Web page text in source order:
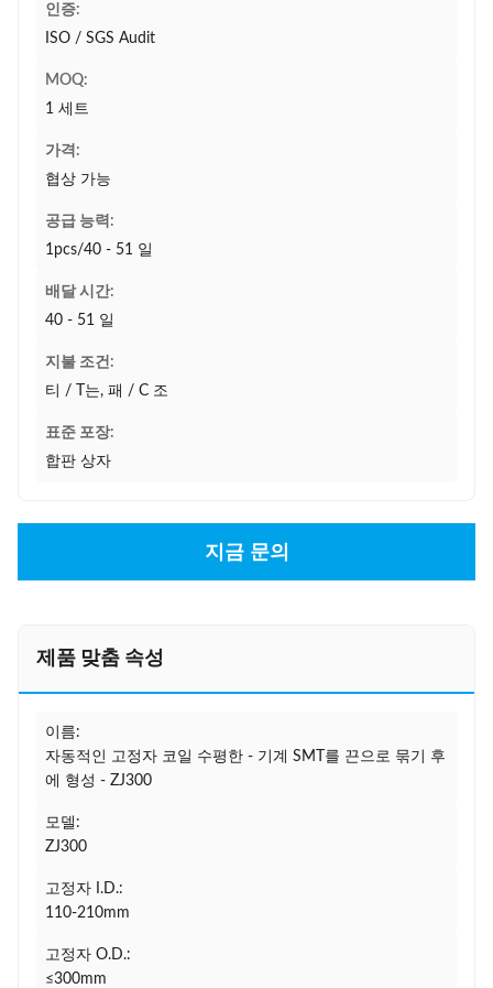
인증:
ISO / SGS Audit
MOQ:
1 세트
가격:
협상 가능
공급 능력:
1pcs/40 - 51 일
배달 시간:
40 - 51 일
지불 조건:
티 / T는, 패 / C 조
표준 포장:
합판 상자
지금 문의
제품 맞춤 속성
이름:
자동적인 고정자 코일 수평한 - 기계 SMT를 끈으로 묶기 후
에 형성 - ZJ300
모델:
ZJ300
고정자 I.D.:
110-210mm
고정자 O.D.:
≤300mm